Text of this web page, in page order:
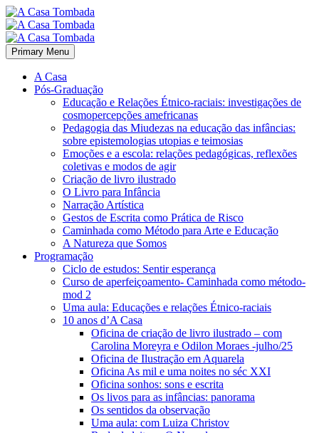
Primary Menu
A Casa
Pós-Graduação
Educação e Relações Étnico-raciais: investigações de
cosmopercepções amefricanas
Pedagogia das Miudezas na educação das infâncias:
sobre epistemologias utopias e teimosias
Emoções e a escola: relações pedagógicas, reflexões
coletivas e modos de agir
Criação de livro ilustrado
O Livro para Infância
Narração Artística
Gestos de Escrita como Prática de Risco
Caminhada como Método para Arte e Educação
A Natureza que Somos
Programação
Ciclo de estudos: Sentir esperança
Curso de aperfeiçoamento- Caminhada como método-
mod 2
Uma aula: Educações e relações Étnico-raciais
10 anos d’A Casa
Oficina de criação de livro ilustrado – com
Carolina Moreyra e Odilon Moraes -julho/25
Oficina de Ilustração em Aquarela
Oficina As mil e uma noites no séc XXI
Oficina sonhos: sons e escrita
Os livos para as infâncias: panorama
Os sentidos da observação
Uma aula: com Luiza Christov